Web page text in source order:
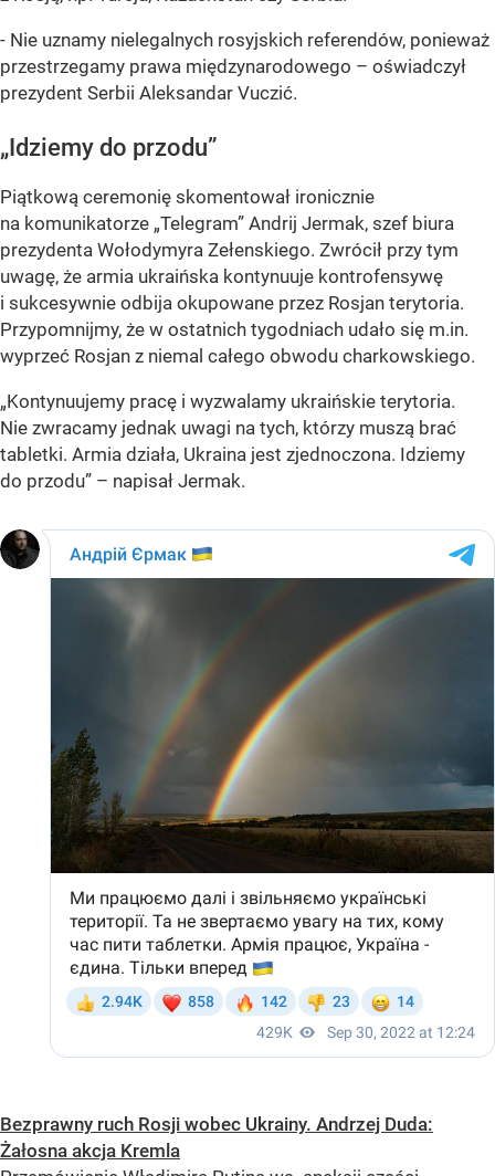
- Nie uznamy nielegalnych rosyjskich referendów, ponieważ
przestrzegamy prawa międzynarodowego – oświadczył
prezydent Serbii Aleksandar Vuczić.
„Idziemy do przodu”
Piątkową ceremonię skomentował ironicznie
na komunikatorze „Telegram” Andrij Jermak, szef biura
prezydenta Wołodymyra Zełenskiego. Zwrócił przy tym
uwagę, że armia ukraińska kontynuuje kontrofensywę
i sukcesywnie odbija okupowane przez Rosjan terytoria.
Przypomnijmy, że w ostatnich tygodniach udało się m.in.
wyprzeć Rosjan z niemal całego obwodu charkowskiego.
„Kontynuujemy pracę i wyzwalamy ukraińskie terytoria.
Nie zwracamy jednak uwagi na tych, którzy muszą brać
tabletki. Armia działa, Ukraina jest zjednoczona. Idziemy
do przodu” – napisał Jermak.
Bezprawny ruch Rosji wobec Ukrainy. Andrzej Duda:
Żałosna akcja Kremla